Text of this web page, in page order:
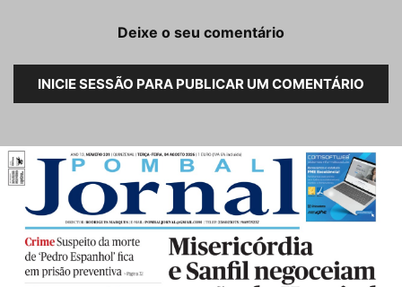
Deixe o seu comentário
INICIE SESSÃO PARA PUBLICAR UM COMENTÁRIO